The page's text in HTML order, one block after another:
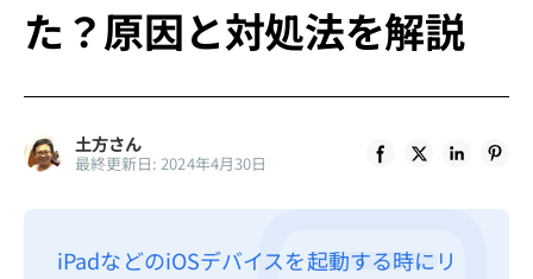
BuhoCleaner
BuhoRepair
BuhoNTFS
ストア
Dr.Buhoについて
た？原因と対処法を解説
土方さん
最終更新日: 2024年4月30日
iPadなどのiOSデバイスを起動する時にリ